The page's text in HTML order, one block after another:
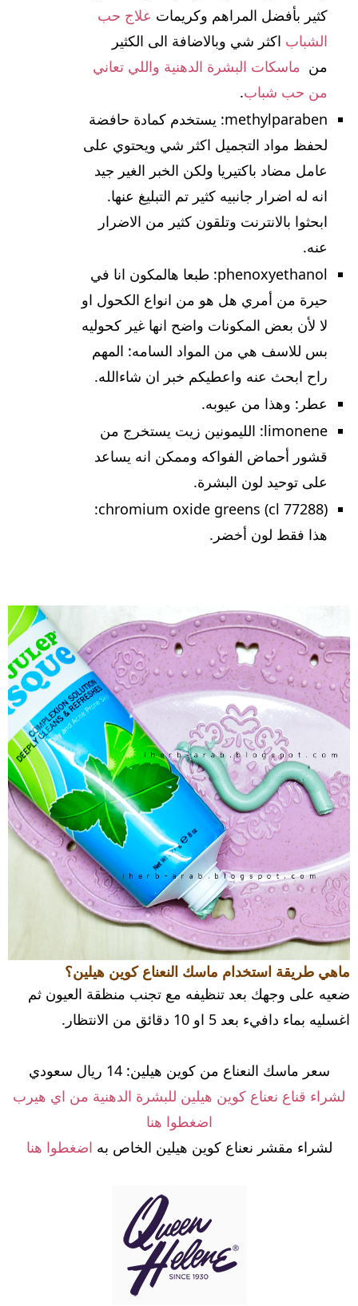
كثير بأفضل المراهم وكريمات علاج حب
الشباب اكثر شي وبالاضافة الى الكثير
من ماسكات البشرة الدهنية واللي تعاني
من حب شباب.
methylparaben: يستخدم كمادة حافضة
لحفظ مواد التجميل اكثر شي ويحتوي على
عامل مضاد باكتيريا ولكن الخبر الغير جيد
انه له اضرار جانبيه كثير تم التبليغ عنها.
ابحثوا بالانترنت وتلقون كثير من الاضرار
عنه.
phenoxyethanol: طبعا هالمكون انا في
حيرة من أمري هل هو من انواع الكحول او
لا لأن بعض المكونات واضح انها غير كحوليه
بس للاسف هي من المواد السامه: المهم
راح ابحث عنه واعطيكم خبر ان شاءالله.
عطر: وهذا من عيوبه.
limonene: الليمونين زيت يستخرج من
قشور أحماض الفواكه وممكن انه يساعد
على توحيد لون البشرة.
chromium oxide greens (cl 77288):
هذا فقط لون أخضر.
ماهي طريقة استخدام ماسك النعناع كوين هيلين؟
ضعيه على وجهك بعد تنظيفه مع تجنب منظقة العيون ثم
اغسليه بماء دافيء بعد 5 او 10 دقائق من الانتظار.
سعر ماسك النعناع من كوين هيلين: 14 ريال سعودي
لشراء قناع نعناع كوين هيلين للبشرة الدهنية من اي هيرب
اضغطوا هنا
لشراء مقشر نعناع كوين هيلين الخاص به اضغطوا هنا